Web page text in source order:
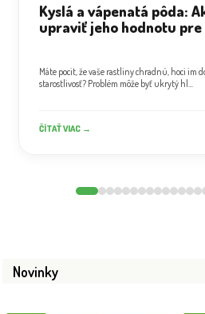
Kyslá a vápenatá pôda:
upraviť jeho hodnotu
Máte pocit, že vaše rastliny chradnú, hoci im
starostlivosť? Problém môže byť ukrytý hl...
ČÍTAŤ VIAC →
Novinky